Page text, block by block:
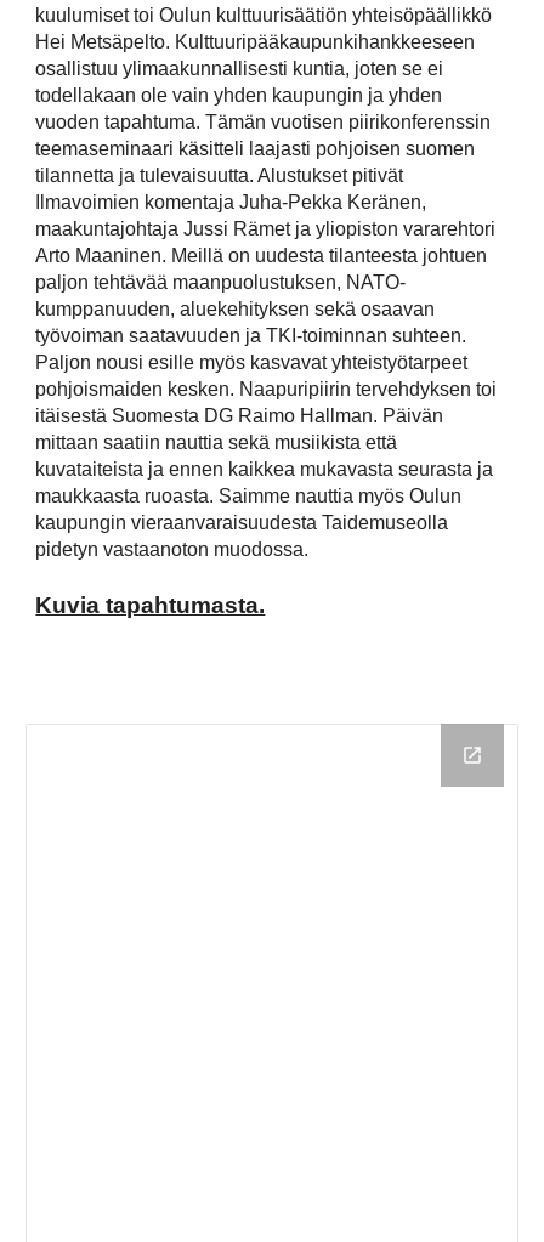
kuulumiset toi Oulun kulttuurisäätiön yhteisöpäällikkö
Hei Metsäpelto. Kulttuuripääkaupunkihankkeeseen
osallistuu ylimaakunnallisesti kuntia, joten se ei
todellakaan ole vain yhden kaupungin ja yhden
vuoden tapahtuma. Tämän vuotisen piirikonferenssin
teemaseminaari käsitteli laajasti pohjoisen suomen
tilannetta ja tulevaisuutta. Alustukset pitivät
Ilmavoimien komentaja Juha-Pekka Keränen,
maakuntajohtaja Jussi Rämet ja yliopiston vararehtori
Arto Maaninen. Meillä on uudesta tilanteesta johtuen
paljon tehtävää maanpuolustuksen, NATO-
kumppanuuden, aluekehityksen sekä osaavan
työvoiman saatavuuden ja TKI-toiminnan suhteen.
Paljon nousi esille myös kasvavat yhteistyötarpeet
pohjoismaiden kesken. Naapuripiirin tervehdyksen toi
itäisestä Suomesta DG Raimo Hallman. Päivän
mittaan saatiin nauttia sekä musiikista että
kuvataiteista ja ennen kaikkea mukavasta seurasta ja
maukkaasta ruoasta. Saimme nauttia myös Oulun
kaupungin vieraanvaraisuudesta Taidemuseolla
pidetyn vastaanoton muodossa.
Kuvia tapahtumasta.